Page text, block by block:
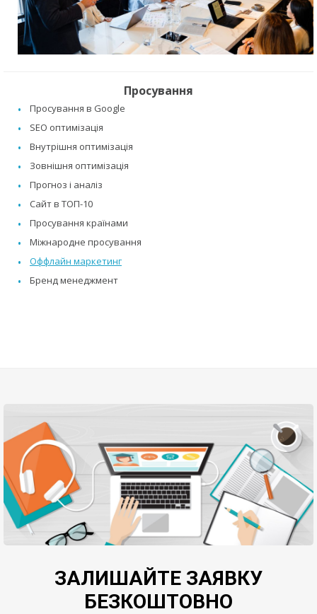
Просування
Просування в Google
SEO оптимізація
Внутрішня оптимізація
Зовнішня оптимізація
Прогноз і аналіз
Сайт в ТОП-10
Просування країнами
Міжнародне просування
Оффлайн маркетинг
Бренд менеджмент
ЗАЛИШАЙТЕ ЗАЯВКУ
БЕЗКОШТОВНО